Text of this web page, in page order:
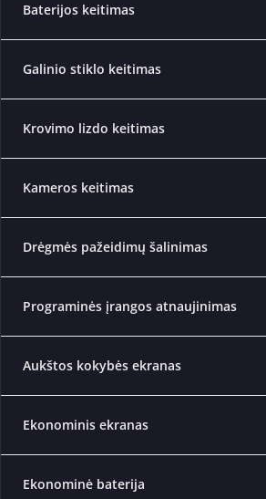
Baterijos keitimas
Galinio stiklo keitimas
Krovimo lizdo keitimas
Kameros keitimas
Drėgmės pažeidimų šalinimas
Programinės įrangos atnaujinimas
Aukštos kokybės ekranas
Ekonominis ekranas
Ekonominė baterija